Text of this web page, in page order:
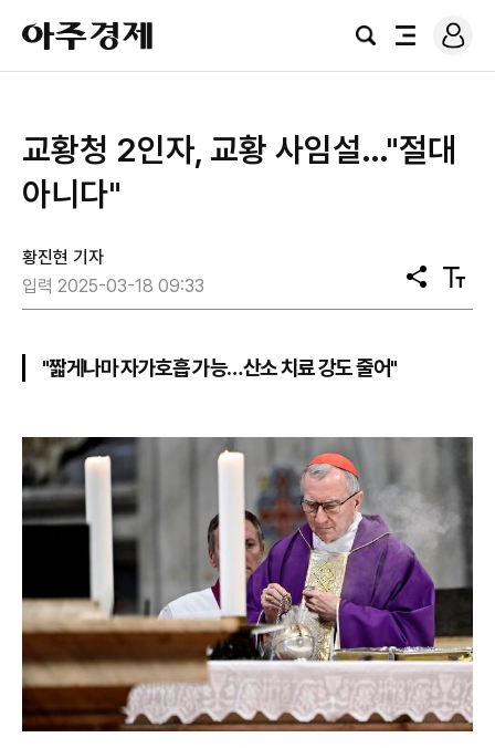
아
주
경
검
전
로
그
교황청 2인자, 교황 사임설…"절대
아니다"
황진현 기자
입력 2025-03-18 09:33
공
유
텍
스
"짧게나마 자가호흡 가능…산소 치료 강도 줄어"